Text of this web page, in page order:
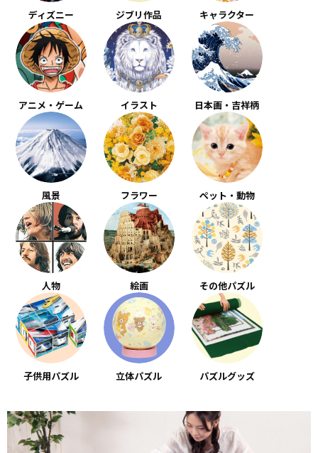
ディズニー ジブリ作品 キャラクター
アニメ・ゲーム イラスト 日本画・吉祥柄
風景 フラワー ペット・動物
人物 絵画 その他パズル
子供用パズル 立体パズル パズルグッズ